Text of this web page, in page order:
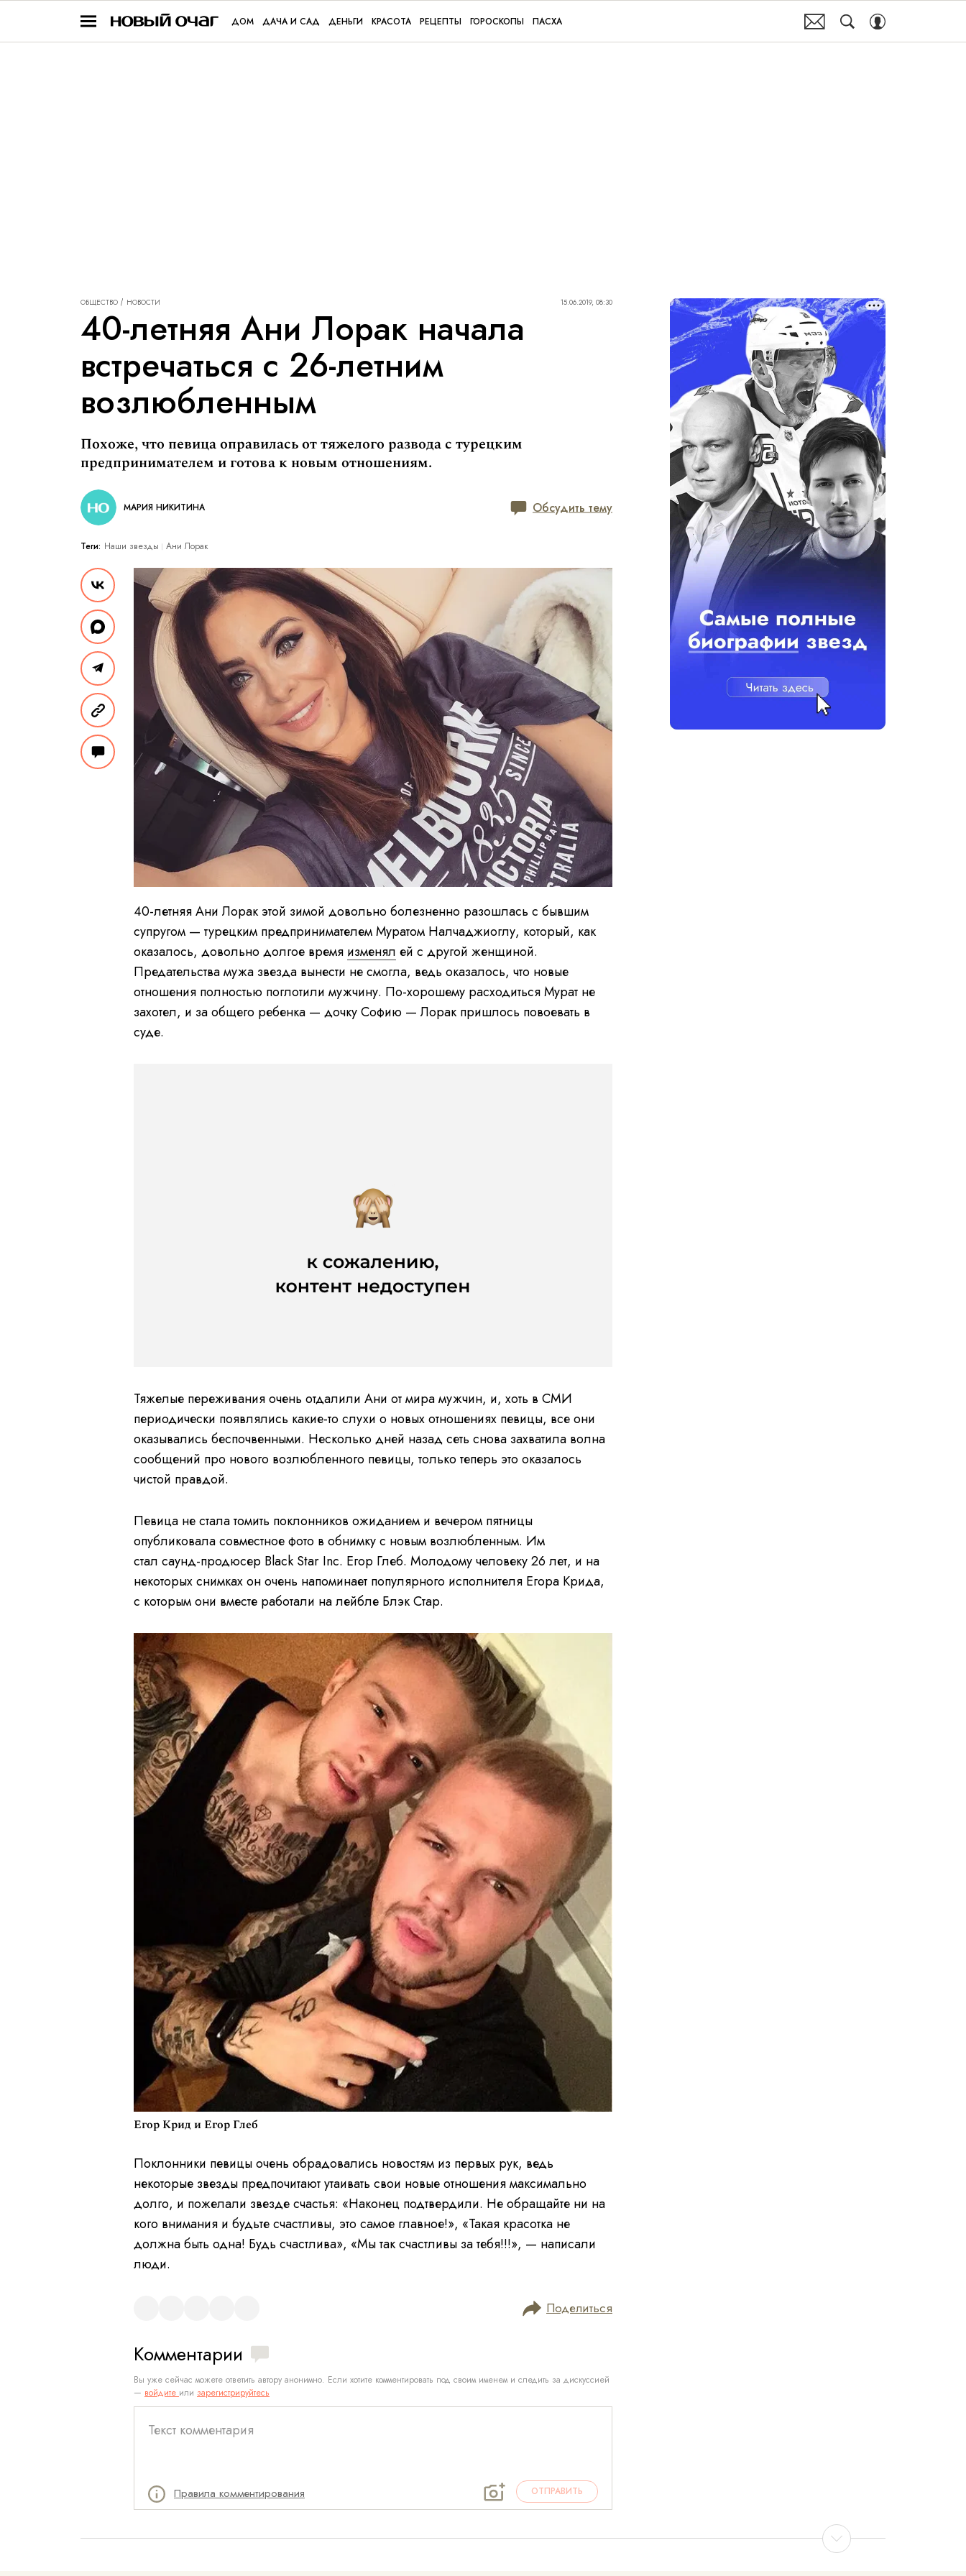
ДОМ ДАЧА И САД ДЕНЬГИ КРАСОТА РЕЦЕПТЫ ГОРОСКОПЫ ПАСХА
ОБЩЕСТВО НОВОСТИ 15.06.2019, 08:30
40-летняя Ани Лорак начала
встречаться с 26-летним
возлюбленным
Похоже, что певица оправилась от тяжелого развода с турецким
предпринимателем и готова к новым отношениям.
МАРИЯ НИКИТИНА Обсудить тему
Теги: Наши звезды Ани Лорак
40-летняя Ани Лорак этой зимой довольно болезненно разошлась с бывшим
супругом — турецким предпринимателем Муратом Налчаджиоглу, который, как
оказалось, довольно долгое время изменял ей с другой женщиной.
Предательства мужа звезда вынести не смогла, ведь оказалось, что новые
отношения полностью поглотили мужчину. По-хорошему расходиться Мурат не
захотел, и за общего ребенка — дочку Софию — Лорак пришлось повоевать в
суде.
Тяжелые переживания очень отдалили Ани от мира мужчин, и, хоть в СМИ
периодически появлялись какие-то слухи о новых отношениях певицы, все они
оказывались беспочвенными. Несколько дней назад сеть снова захватила волна
сообщений про нового возлюбленного певицы, только теперь это оказалось
чистой правдой.
Певица не стала томить поклонников ожиданием и вечером пятницы
опубликовала совместное фото в обнимку с новым возлюбленным. Им
стал саунд-продюсер Black Star Inc. Егор Глеб. Молодому человеку 26 лет, и на
некоторых снимках он очень напоминает популярного исполнителя Егора Крида,
с которым они вместе работали на лейбле Блэк Стар.
Егор Крид и Егор Глеб
Поклонники певицы очень обрадовались новостям из первых рук, ведь
некоторые звезды предпочитают утаивать свои новые отношения максимально
долго, и пожелали звезде счастья: «Наконец подтвердили. Не обращайте ни на
кого внимания и будьте счастливы, это самое главное!», «Такая красотка не
должна быть одна! Будь счастлива», «Мы так счастливы за тебя!!!», — написали
люди.
Поделиться
Комментарии
Вы уже сейчас можете ответить автору анонимно. Если хотите комментировать под своим именем и следить за дискуссией
— войдите или зарегистрируйтесь
Правила комментирования ОТПРАВИТЬ